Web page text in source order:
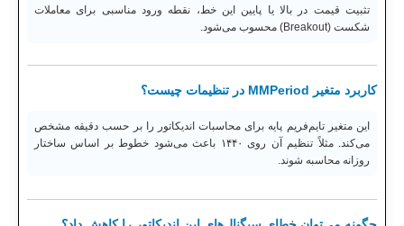
تثبیت قیمت در بالا یا پایین این خط، نقطه ورود مناسبی برای معاملات
شکست (Breakout) محسوب می‌شود.
کاربرد متغیر MMPeriod در تنظیمات چیست؟
این متغیر تایم‌فریم پایه برای محاسبات اندیکاتور را بر حسب دقیقه مشخص
می‌کند. مثلاً تنظیم آن روی ۱۴۴۰ باعث می‌شود خطوط بر اساس ساختار
روزانه محاسبه شوند.